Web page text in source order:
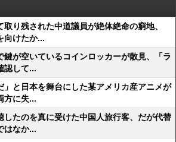
り残された中道議員が絶体絶命の窮地、
向けたか...
鍵が空いているコインロッカーが散見、「ラ
認して...
」と日本を舞台にした某アメリカ産アニメが
方に失...
したのを真に受けた中国人旅行客、だが代替
はなか...